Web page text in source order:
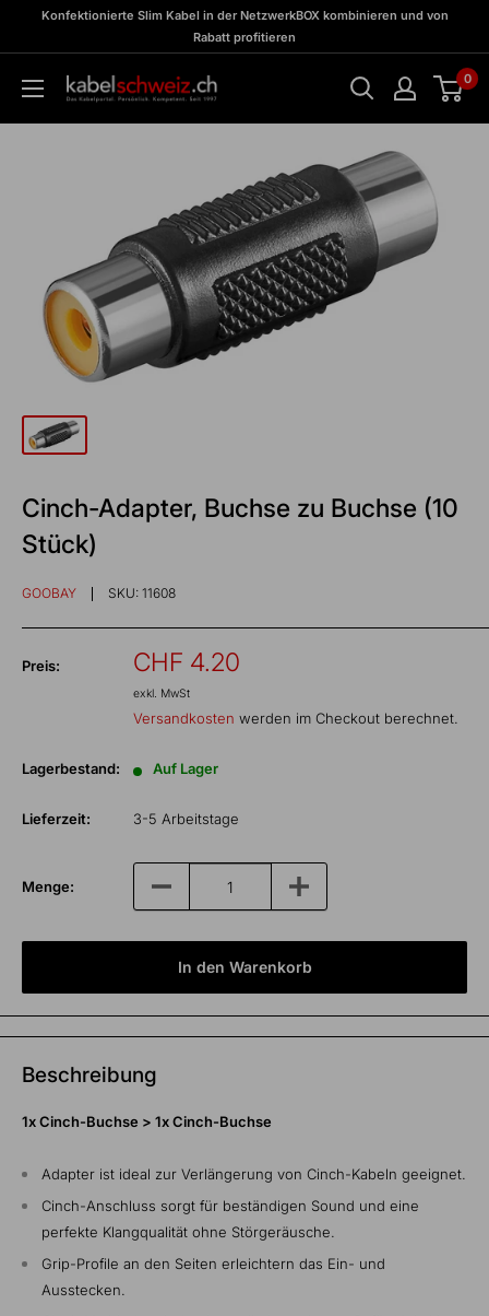
zu
BOX
Konfektionierte Slim Kabel in der NetzwerkBOX kombinieren und von
Rabatt profitieren
kabelschweiz 0
Cinch-Adapter, Buchse zu Buchse (10
Stück)
GOOBAY SKU: 11608
Preis: Sonderpreis
CHF 4.20
exkl. MwSt
Versandkosten werden im Checkout berechnet.
Lagerbestand: Auf Lager
Lieferzeit: 3-5 Arbeitstage
Menge:
In den Warenkorb
Beschreibung
1x Cinch-Buchse > 1x Cinch-Buchse
Adapter ist ideal zur Verlängerung von Cinch-Kabeln geeignet.
Cinch-Anschluss sorgt für beständigen Sound und eine
perfekte Klangqualität ohne Störgeräusche.
Grip-Profile an den Seiten erleichtern das Ein- und
Ausstecken.